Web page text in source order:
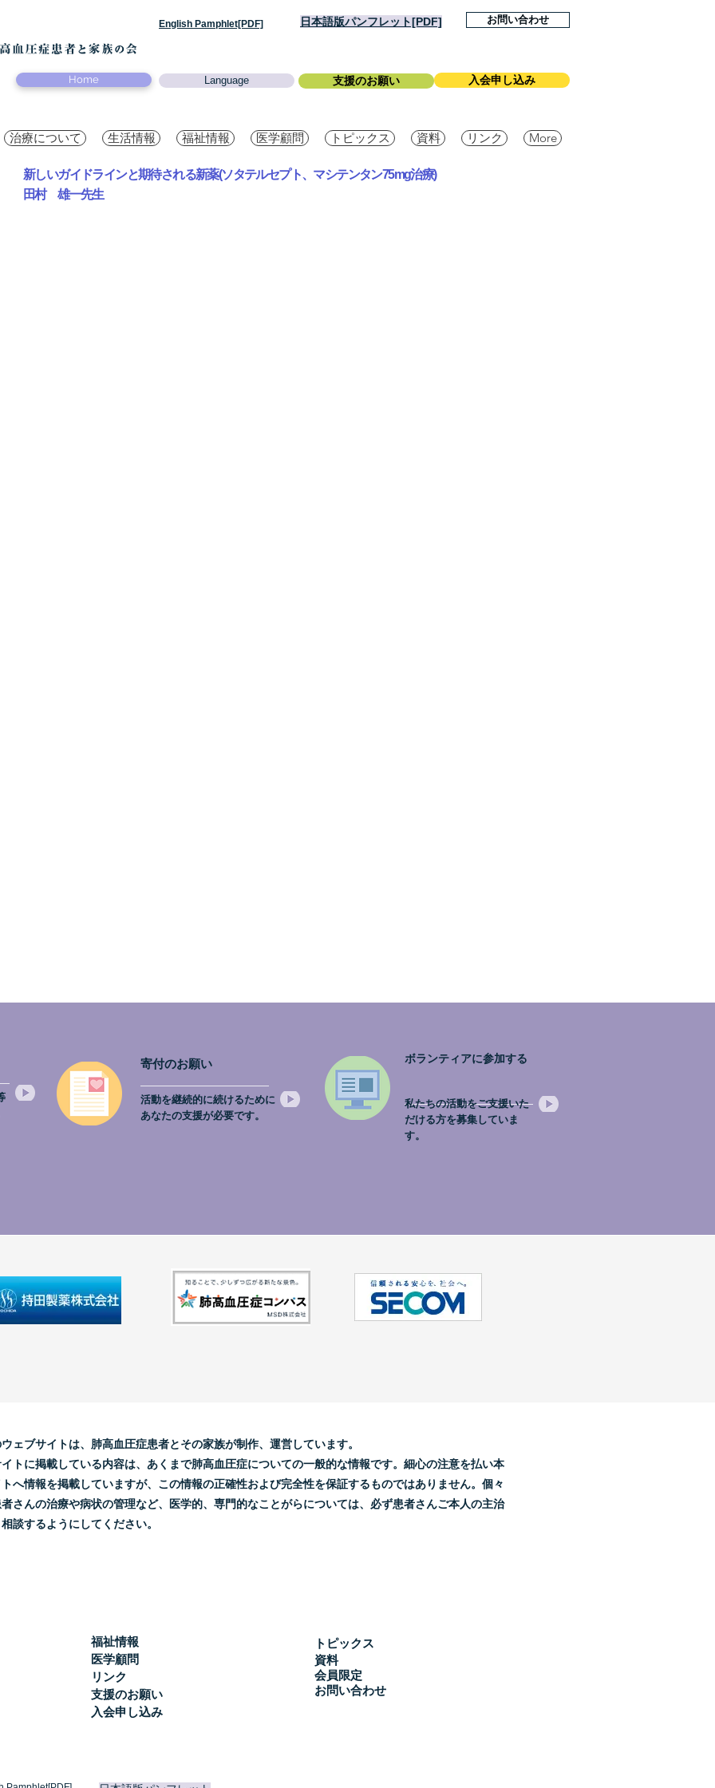
English Pamphlet[PDF] 日本語版パンフレット[PDF] お問い合わせ
Home Language 支援のお願い 入会申し込み
治療について 生活情報 福祉情報 医学顧問 トピックス 資料 リンク More
新しいガイドラインと期待される新薬(ソタテルセプト、マシテンタン75mg治療)
田村 雄一先生
寄付のお願い
活動を継続的に続けるために
あなたの支援が必要です。
ボランティアに参加する
私たちの活動をご支援いた
だける方を募集していま
す。
ェブサイトは、肺高血圧症患者とその家族が制作、運営しています。
トに掲載している内容は、あくまで肺高血圧症についての一般的な情報です。細心の注意を払い本
へ情報を掲載していますが、この情報の正確性および完全性を保証するものではありません。個々
さんの治療や病状の管理など、医学的、専門的なことがらについては、必ず患者さんご本人の主治
談するようにしてください。
福祉情報
医学顧問
リンク
支援のお願い
入会申し込み
トピックス
資料
会員限定
お問い合わせ